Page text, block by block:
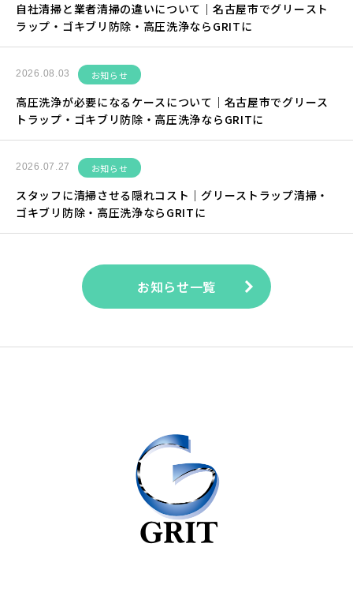
自社清掃と業者清掃の違いについて｜名古屋市でグリースト
ラップ・ゴキブリ防除・高圧洗浄ならGRITに
2026.08.03 お知らせ
高圧洗浄が必要になるケースについて｜名古屋市でグリース
トラップ・ゴキブリ防除・高圧洗浄ならGRITに
2026.07.27 お知らせ
スタッフに清掃させる隠れコスト｜グリーストラップ清掃・
ゴキブリ防除・高圧洗浄ならGRITに
お知らせ一覧